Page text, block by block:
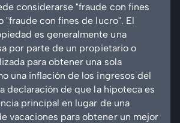
considerarse "fraude con fines
"fraude con fines de lucro". El
es generalmente una
por parte de un propietario o
para obtener una sola
una inflación de los ingresos del
declaración de que la hipoteca es
principal en lugar de una
vacaciones para obtener un mejor